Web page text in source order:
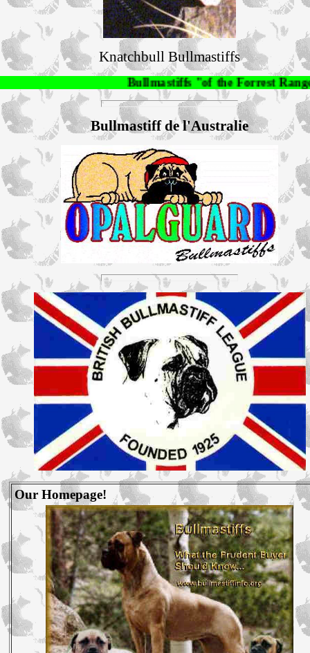
Knatchbull Bullmastiffs
Bullmastiffs "of the Forrest Rangers", An
Bullmastiff de l'Australie
Our Homepage!